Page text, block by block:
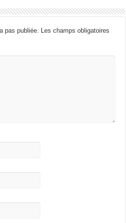
pas publiée. Les champs obligatoires